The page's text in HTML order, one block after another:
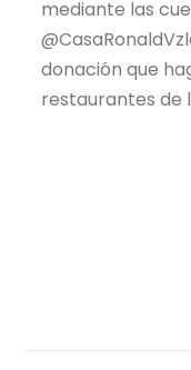
mediante las
donación que
restaurantes de